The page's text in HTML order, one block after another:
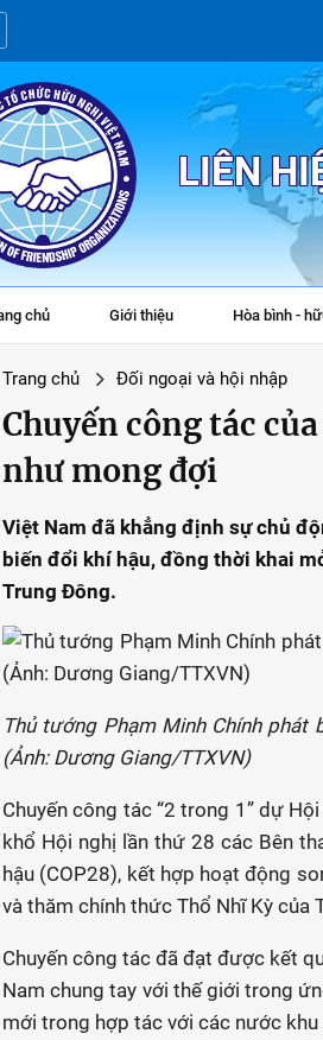
LIÊN
chủ Giới thiệu Hòa bình -
Trang chủ Đối ngoại và hội nhập
Chuyến công tác
như mong đợi
Việt Nam đã khẳng định sự chủ
biến đổi khí hậu, đồng thời khai
Trung Đông.
Thủ tướng Phạm Minh Chính phát
(Ảnh: Dương Giang/TTXVN)
Chuyến công tác “2 trong 1” dự
khổ Hội nghị lần thứ 28 các Bên
hậu (COP28), kết hợp hoạt động
và thăm chính thức Thổ Nhĩ Kỳ của
Chuyến công tác đã đạt được kết
Nam chung tay với thế giới trong
mới trong hợp tác với các nước